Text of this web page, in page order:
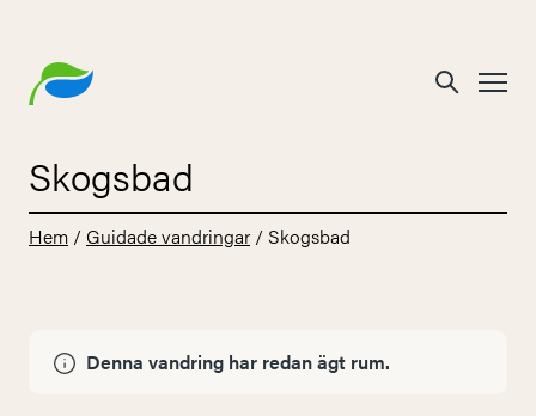
Skogsbad
Hem / Guidade vandringar / Skogsbad
Denna vandring har redan ägt rum.